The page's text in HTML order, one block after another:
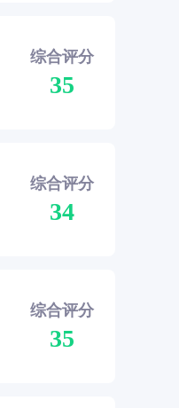
综合评分
35
综合评分
34
综合评分
35